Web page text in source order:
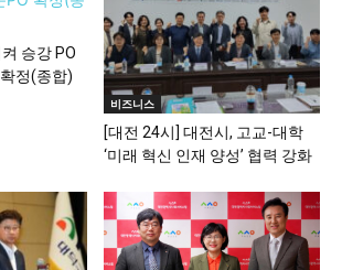
승강 PO
정(종합)
비즈니스
[대전 24시] 대전시, 고교-대학
‘미래 혁신 인재 양성’ 협력 강화